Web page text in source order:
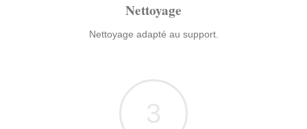
Nettoyage
Nettoyage adapté au support.
3